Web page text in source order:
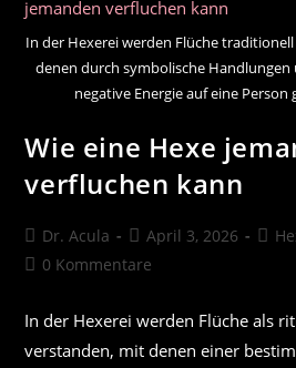
In der Hexerei werden Flüche
denen durch symbolische
negative Energie auf eine
Wie eine Hexe
verfluchen kann
Beitrags-
Autor:
Dr. Acula
Beitrag
veröffentlicht:
April 3, 2026
Beitrags-
0 Kommentare
In der Hexerei werden Flüche als
verstanden, mit denen einer